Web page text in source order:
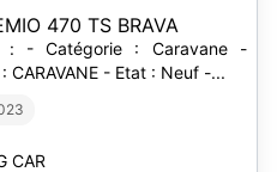
470 TS BRAVA
: - Catégorie : Caravane -
CARAVANE - Etat : Neuf -...
CAR